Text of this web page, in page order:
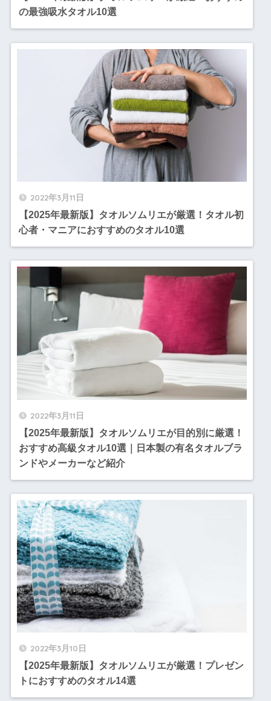
の最強吸水タオル10選
2022年3月11日
【2025年最新版】タオルソムリエが厳選！タオル初
心者・マニアにおすすめのタオル10選
2022年3月11日
【2025年最新版】タオルソムリエが目的別に厳選！
おすすめ高級タオル10選｜日本製の有名タオルブラ
ンドやメーカーなど紹介
2022年3月10日
【2025年最新版】タオルソムリエが厳選！プレゼン
トにおすすめのタオル14選